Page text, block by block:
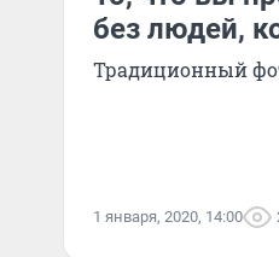
без людей,
Традиционный
1 января, 2020, 14:00